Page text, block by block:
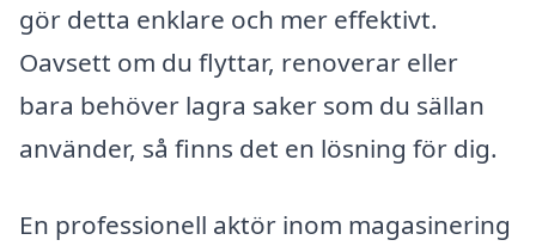
gör detta enklare och mer effektivt.
Oavsett om du flyttar, renoverar eller
bara behöver lagra saker som du sällan
använder, så finns det en lösning för dig.
En professionell aktör inom magasinering